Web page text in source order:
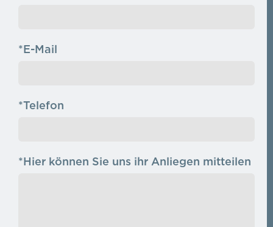
*E-Mail
*Telefon
*Hier können Sie uns ihr Anliegen mitteilen